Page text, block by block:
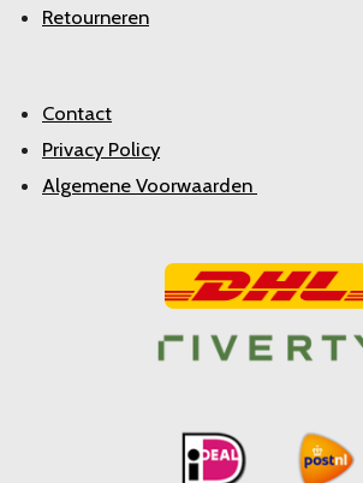
Retourneren
Contact
Privacy Policy
Algemene Voorwaarden